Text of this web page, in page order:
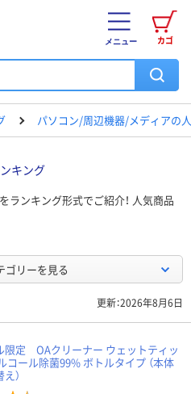
カゴ
メニュー
パソコン/周辺機器/メディアの
キング
ランキング形式でご紹介！ 人気商品
ゴリーを見る
更新：2026年8月6日
限定 OAクリーナー ウェットティッ
コール除菌99% ボトルタイプ （本体
）